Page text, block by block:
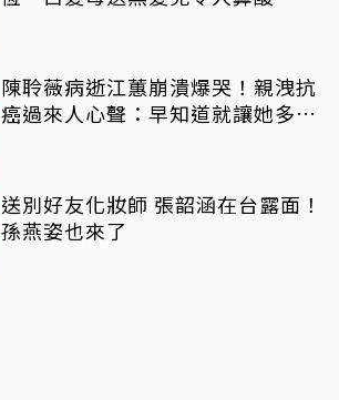
陳聆薇病逝江蕙崩潰爆哭！親洩抗
癌過來人心聲：早知道就讓她多化
送別好友化妝師 張韶涵在台露面！
孫燕姿也來了